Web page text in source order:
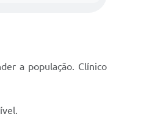
a população. Clínico